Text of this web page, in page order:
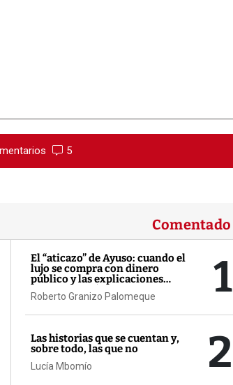
5
Comentado
El “aticazo” de Ayuso: cuando el
lujo se compra con dinero
público y las explicaciones
llegan después
Roberto Granizo Palomeque 1
Las historias que se cuentan y,
sobre todo, las que no
Lucía Mbomío 2